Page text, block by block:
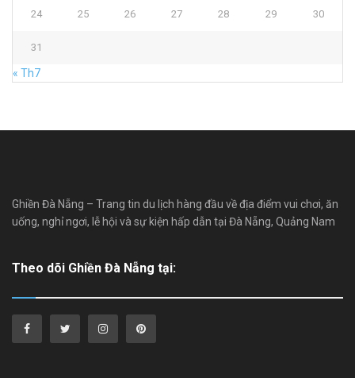
24 25 26 27 28 29 30
31
« Th7
Ghiền Đà Nẵng – Trang tin du lịch hàng đầu về địa điểm vui chơi, ăn
uống, nghỉ ngơi, lễ hội và sự kiện hấp dẫn tại Đà Nẵng, Quảng Nam
Theo dõi Ghiền Đà Nẵng tại: